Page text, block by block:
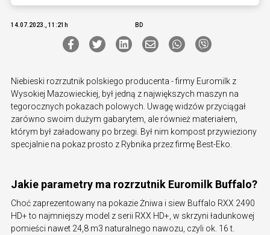
14.07.2023., 11:21h BD
Niebieski rozrzutnik polskiego producenta - firmy Euromilk z
Wysokiej Mazowieckiej, był jedną z największych maszyn na
tegorocznych pokazach polowych. Uwagę widzów przyciągał
zarówno swoim dużym gabarytem, ale również materiałem,
którym był załadowany po brzegi. Był nim kompost przywieziony
specjalnie na pokaz prosto z Rybnika przez firmę Best-Eko.
Jakie parametry ma rozrzutnik Euromilk Buffalo?
Choć zaprezentowany na pokazie Żniwa i siew Buffalo RXX 2490
HD+ to najmniejszy model z serii RXX HD+, w skrzyni ładunkowej
pomieści nawet 24,8 m3 naturalnego nawozu, czyli ok. 16 t.